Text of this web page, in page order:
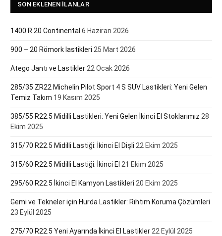
SON EKLENEN İLANLAR
1400 R 20 Continental 6 Haziran 2026
900 – 20 Römork lastikleri 25 Mart 2026
Atego Jantı ve Lastikler22 Ocak 2026
285/35 ZR22 Michelin Pilot Sport 4 S SUV Lastikleri: Yeni Gelen
Temiz Takım 19 Kasım 2025
385/55 R22.5 Midilli Lastikleri: Yeni Gelen İkinci El Stoklarımız 28
Ekim 2025
315/70 R22.5 Midilli Lastiği: İkinci El Dişli 22 Ekim 2025
315/60 R22.5 Midilli Lastiği: İkinci El 21 Ekim 2025
295/60 R22.5 İkinci El Kamyon Lastikleri 20 Ekim 2025
Gemi ve Tekneler için Hurda Lastikler: Rıhtım Koruma Çözümleri
23 Eylül 2025
275/70 R22.5 Yeni Ayarında İkinci El Lastikler22 Eylül 2025